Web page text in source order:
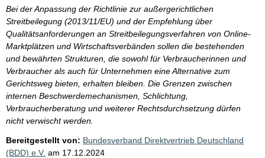
Bei der Anpassung der Richtlinie zur außergerichtlichen
Streitbeilegung (2013/11/EU) und der Empfehlung über
Qualitätsanforderungen an Streitbeilegungsverfahren von Online-
Marktplätzen und Wirtschaftsverbänden sollen die bestehenden
und bewährten Strukturen, die sowohl für Verbraucherinnen und
Verbraucher als auch für Unternehmen eine Alternative zum
Gerichtsweg bieten, erhalten bleiben. Die Grenzen zwischen
internen Beschwerdemechanismen, Schlichtung,
Verbraucherberatung und weiterer Rechtsdurchsetzung dürfen
nicht verwischt werden.
Bereitgestellt von: Bundesverband Direktvertrieb Deutschland
(BDD) e.V. am 17.12.2024